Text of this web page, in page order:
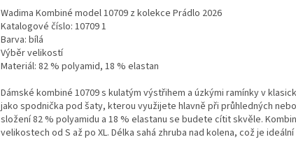
Wadima Kombiné model 10709 z kolekce Prádlo 2026
Katalogové číslo: 10709 1
Barva: bílá
Výběr velikostí
Materiál: 82 % polyamid, 18 % elastan
Dámské kombiné 10709 s kulatým výstřihem a úzkými ramínky v
jako spodnička pod šaty, kterou využijete hlavně při průhledných
složení 82 % polyamidu a 18 % elastanu se budete cítit skvěle.
velikostech od S až po XL. Délka sahá zhruba nad kolena, což je